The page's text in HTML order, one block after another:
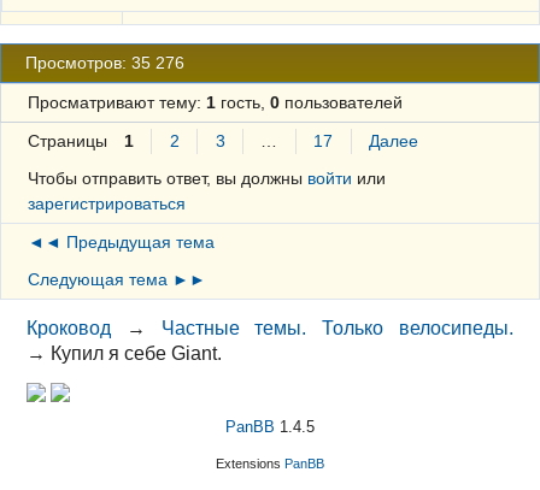
Просмотров: 35 276
Просматривают тему: 1гость, 0пользователей
Страницы 1 2 3 17
Далее
Чтобы отправить ответ, вы должны войти или
зарегистрироваться
◄◄ Предыдущая тема
Следующая тема ►►
Кроковод → Частные темы. Только велосипеды.
→ Купил я себе Giant.
PanBB 1.4.5
Extensions PanBB